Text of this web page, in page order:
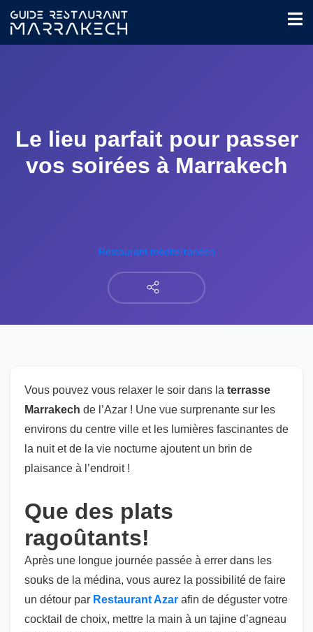
Le lieu parfait pour passer
vos soirées à Marrakech
Restaurant méditerranéen
Vous pouvez vous relaxer le soir dans la terrasse
Marrakech de l’Azar ! Une vue surprenante sur les
environs du centre ville et les lumières fascinantes de
la nuit et de la vie nocturne ajoutent un brin de
plaisance à l’endroit !
Que des plats
ragoûtants!
Après une longue journée passée à errer dans les
souks de la médina, vous aurez la possibilité de faire
un détour par Restaurant Azar afin de déguster votre
cocktail de choix, mettre la main à un tajine d’agneau